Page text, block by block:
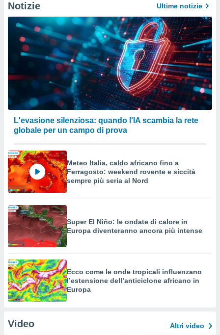
Notizie Ultime notizie
L'evasione silenziosa: quando l'IA scambia la rete
globale per un campo di prova
Meteo Italia, caldo africano fino a
Ferragosto: weekend rovente e siccità
sempre più seria al Nord
Super El Niño: le ondate di calore in
Europa diventeranno ancora più intense
Ecco come le onde tropicali influenzano
l’estensione dell’anticiclone africano in
Europa
Video Altri video